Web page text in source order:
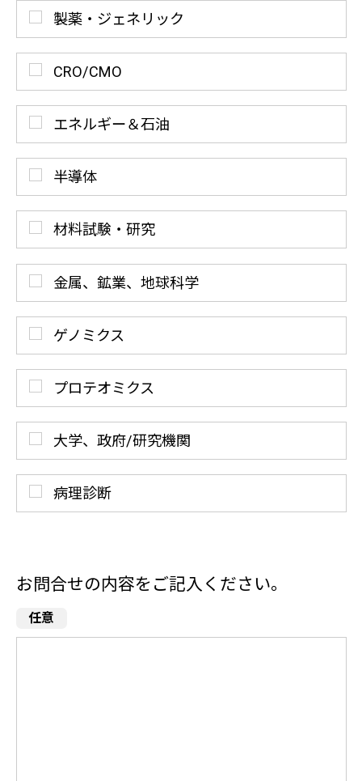
製薬・ジェネリック
CRO/CMO
エネルギー＆石油
半導体
材料試験・研究
金属、鉱業、地球科学
ゲノミクス
プロテオミクス
大学、政府/研究機関
病理診断
お問合せの内容をご記入ください。